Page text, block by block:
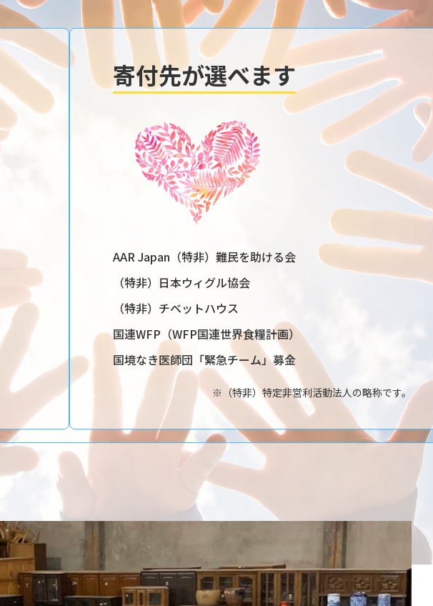
寄付先が選べます
AAR Japan（特非）難民を助ける会
（特非）日本ウィグル協会
（特非）チベットハウス
国連WFP（WFP国連世界食糧計画）
国境なき医師団「緊急チーム」募金
※（特非）特定非営利活動法人の略称です。